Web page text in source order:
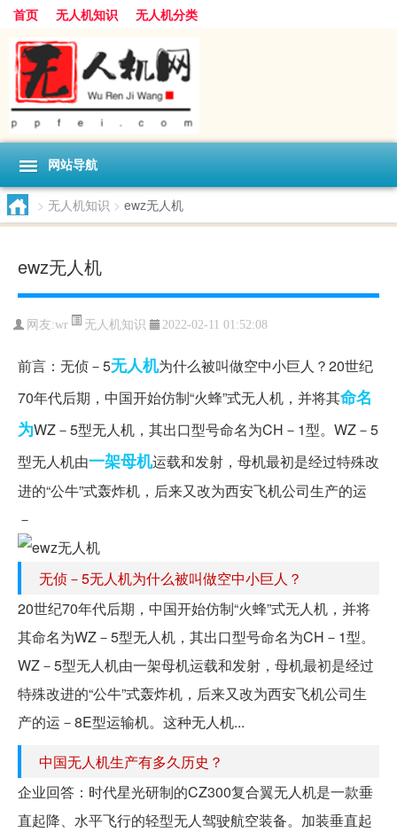
首页 无人机知识 无人机分类
网站导航
> 无人机知识 > ewz无人机
ewz无人机
网友:wr 无人机知识 2022-02-11 01:52:08
前言：无侦－5无人机为什么被叫做空中小巨人？20世纪
70年代后期，中国开始仿制“火蜂”式无人机，并将其命名
为WZ－5型无人机，其出口型号命名为CH－1型。WZ－5
型无人机由一架母机运载和发射，母机最初是经过特殊改
进的“公牛”式轰炸机，后来又改为西安飞机公司生产的运
－
无侦－5无人机为什么被叫做空中小巨人？
20世纪70年代后期，中国开始仿制“火蜂”式无人机，并将
其命名为WZ－5型无人机，其出口型号命名为CH－1型。
WZ－5型无人机由一架母机运载和发射，母机最初是经过
特殊改进的“公牛”式轰炸机，后来又改为西安飞机公司生
产的运－8E型运输机。这种无人机...
中国无人机生产有多久历史？
企业回答：时代星光研制的CZ300复合翼无人机是一款垂
直起降、水平飞行的轻型无人驾驶航空装备。加装垂直起